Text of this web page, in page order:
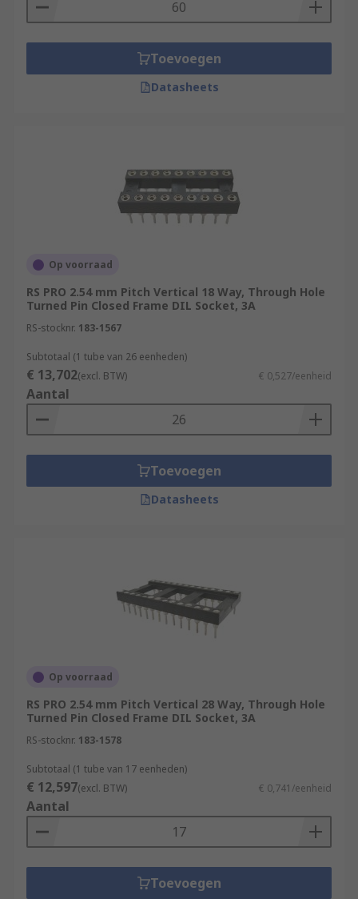
Toevoegen
Datasheets
Op voorraad
RS PRO 2.54 mm Pitch Vertical 18 Way, Through Hole
Turned Pin Closed Frame DIL Socket, 3A
RS-stocknr. 183-1567
Subtotaal (1 tube van 26 eenheden)
€ 13,702(excl. BTW) € 0,527/eenheid
Aantal
Toevoegen
Datasheets
Op voorraad
RS PRO 2.54 mm Pitch Vertical 28 Way, Through Hole
Turned Pin Closed Frame DIL Socket, 3A
RS-stocknr. 183-1578
Subtotaal (1 tube van 17 eenheden)
€ 12,597(excl. BTW) € 0,741/eenheid
Aantal
Toevoegen